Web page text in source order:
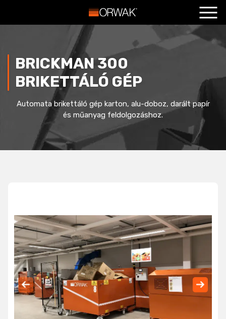
Szolgáltatások
+
Kapcsolat
BRICKMAN 300
BRIKETTÁLÓ GÉP
Automata brikettáló gép karton, alu-doboz, darált papír
és műanyag feldolgozáshoz.